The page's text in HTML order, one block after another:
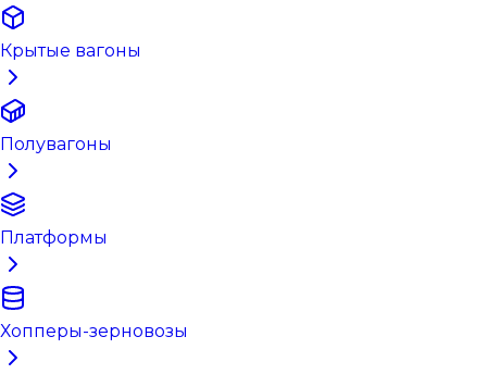
Крытые вагоны
Полувагоны
Платформы
Хопперы-зерновозы